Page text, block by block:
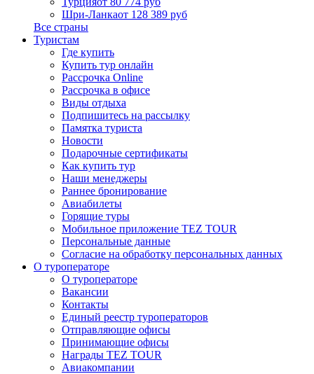
Шри-Ланкаот 128 389 руб
Все страны
Туристам
Где купить
Купить тур онлайн
Рассрочка Online
Рассрочка в офисе
Виды отдыха
Подпишитесь на рассылку
Памятка туриста
Новости
Подарочные сертификаты
Как купить тур
Наши менеджеры
Раннее бронирование
Авиабилеты
Горящие туры
Мобильное приложение TEZ TOUR
Персональные данные
Согласие на обработку персональных данных
О туроператоре
О туроператоре
Вакансии
Контакты
Единый реестр туроператоров
Отправляющие офисы
Принимающие офисы
Награды TEZ TOUR
Авиакомпании